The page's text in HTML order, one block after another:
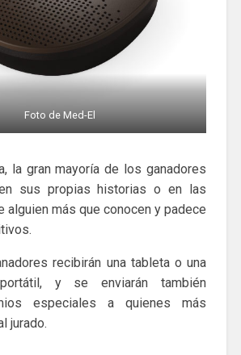
Foto de Med-El
la gran mayoría de los ganadores
sus propias historias o en las
alguien más que conocen y padece
recibirán una tableta o una
portátil, y se enviarán también
especiales a quienes más
jurado.